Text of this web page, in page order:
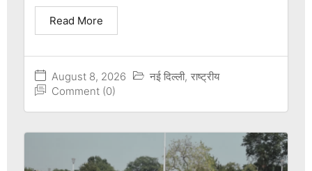
August 8, 2026 नई दिल्ली, राष्ट्रीय
Comment (0)
Read More